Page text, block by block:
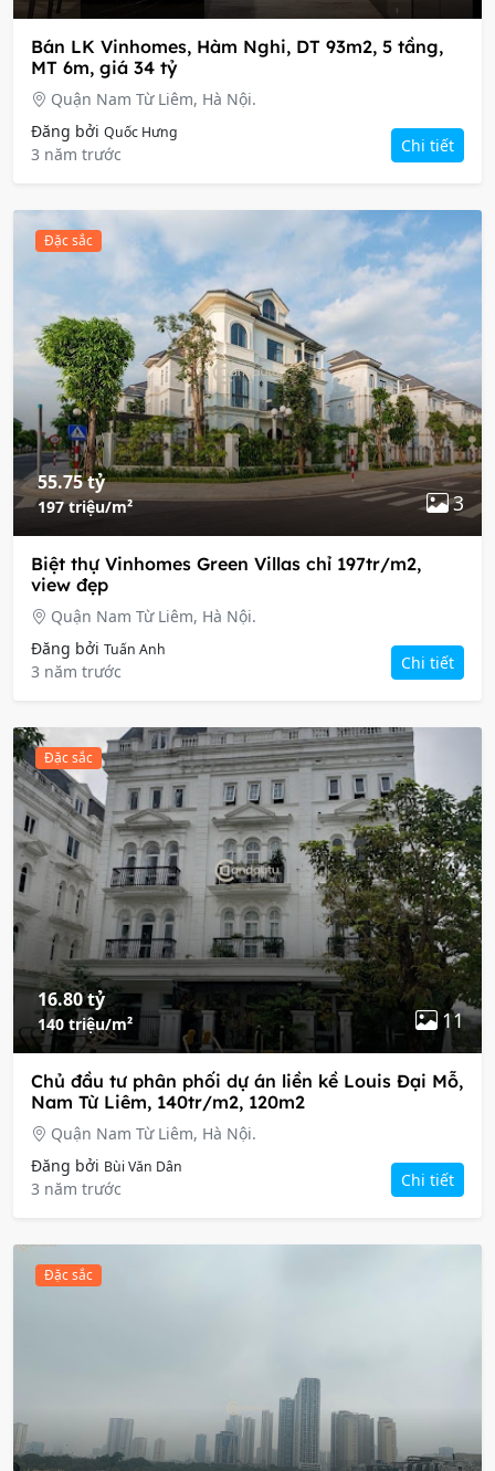
Bán LK Vinhomes, Hàm Nghi, DT 93m2, 5 tầng,
MT 6m, giá 34 tỷ
Quận Nam Từ Liêm, Hà Nội.
Đăng bởi Quốc Hưng
3 năm trước Chi tiết
Đặc sắc
55.75 tỷ
197 triệu/m² 3
Biệt thự Vinhomes Green Villas chỉ 197tr/m2,
view đẹp
Quận Nam Từ Liêm, Hà Nội.
Đăng bởi Tuấn Anh
3 năm trước Chi tiết
Đặc sắc
16.80 tỷ
140 triệu/m² 11
Chủ đầu tư phân phối dự án liền kề Louis Đại Mỗ,
Nam Từ Liêm, 140tr/m2, 120m2
Quận Nam Từ Liêm, Hà Nội.
Đăng bởi Bùi Văn Dân
3 năm trước Chi tiết
Đặc sắc